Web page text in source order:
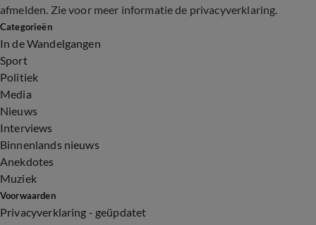
afmelden. Zie voor meer informatie de privacyverklaring.
Categorieën
In de Wandelgangen
Sport
Politiek
Media
Nieuws
Interviews
Binnenlands nieuws
Anekdotes
Muziek
Voorwaarden
Privacyverklaring - geüpdatet